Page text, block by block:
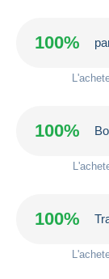
100%
100%
100%